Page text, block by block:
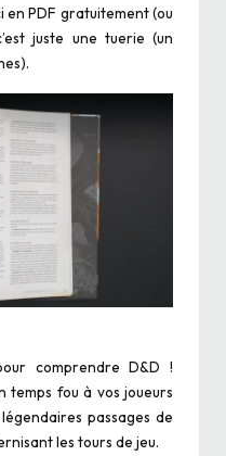
PDF gratuitement (ou
juste une tuerie (un
comprendre D&D !
temps fou à vos joueurs
passages de
les tours de jeu.